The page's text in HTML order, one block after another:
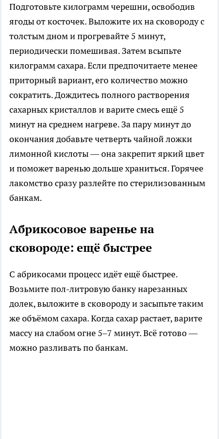
Подготовьте килограмм черешни, освободив
ягоды от косточек. Выложите их на сковороду с
толстым дном и прогревайте 5 минут,
периодически помешивая. Затем всыпьте
килограмм сахара. Если предпочитаете менее
приторный вариант, его количество можно
сократить. Дождитесь полного растворения
сахарных кристаллов и варите смесь ещё 5
минут на среднем нагреве. За пару минут до
окончания добавьте четверть чайной ложки
лимонной кислоты — она закрепит яркий цвет
и поможет варенью дольше храниться. Горячее
лакомство сразу разлейте по стерилизованным
банкам.
Абрикосовое варенье на
сковороде: ещё быстрее
С абрикосами процесс идёт ещё быстрее.
Возьмите пол-литровую банку нарезанных
долек, выложите в сковороду и засыпьте таким
же объёмом сахара. Когда сахар растает, варите
массу на слабом огне 5–7 минут. Всё готово —
можно разливать по банкам.